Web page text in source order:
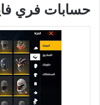
حسابات فري فاير